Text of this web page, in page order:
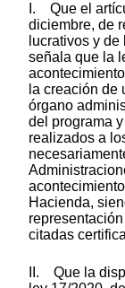
I. Que el
diciembre, de
lucrativos y
señala que la
la creación de
órgano
del programa
realizados a
Hacienda,
citadas
II. Que la